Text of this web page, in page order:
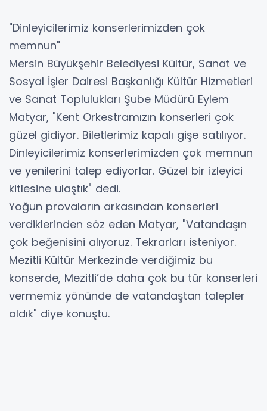
"Dinleyicilerimiz konserlerimizden çok
memnun"
Mersin Büyükşehir Belediyesi Kültür, Sanat ve
Sosyal İşler Dairesi Başkanlığı Kültür Hizmetleri
ve Sanat Toplulukları Şube Müdürü Eylem
Matyar, "Kent Orkestramızın konserleri çok
güzel gidiyor. Biletlerimiz kapalı gişe satılıyor.
Dinleyicilerimiz konserlerimizden çok memnun
ve yenilerini talep ediyorlar. Güzel bir izleyici
kitlesine ulaştık" dedi.
Yoğun provaların arkasından konserleri
verdiklerinden söz eden Matyar, "Vatandaşın
çok beğenisini alıyoruz. Tekrarları isteniyor.
Mezitli Kültür Merkezinde verdiğimiz bu
konserde, Mezitli’de daha çok bu tür konserleri
vermemiz yönünde de vatandaştan talepler
aldık" diye konuştu.